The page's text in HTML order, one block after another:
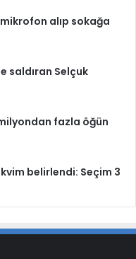
alıp sokağa
saldıran Selçuk
fazla öğün
belirlendi: Seçim 3